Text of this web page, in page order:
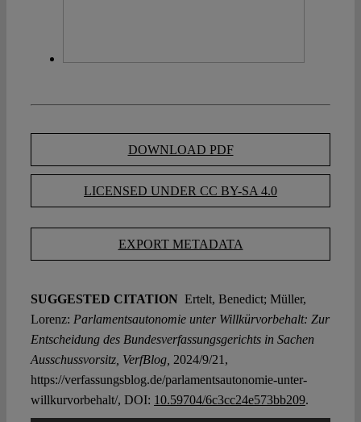
DOWNLOAD PDF
LICENSED UNDER CC BY-SA 4.0
EXPORT METADATA
SUGGESTED CITATION Ertelt, Benedict; Müller,
Lorenz: Parlamentsautonomie unter Willkürvorbehalt: Zur
Entscheidung des Bundesverfassungsgerichts in Sachen
Ausschussvorsitz, VerfBlog, 2024/9/21,
https://verfassungsblog.de/parlamentsautonomie-unter-
willkurvorbehalt/, DOI: 10.59704/6c3cc24e573bb209.